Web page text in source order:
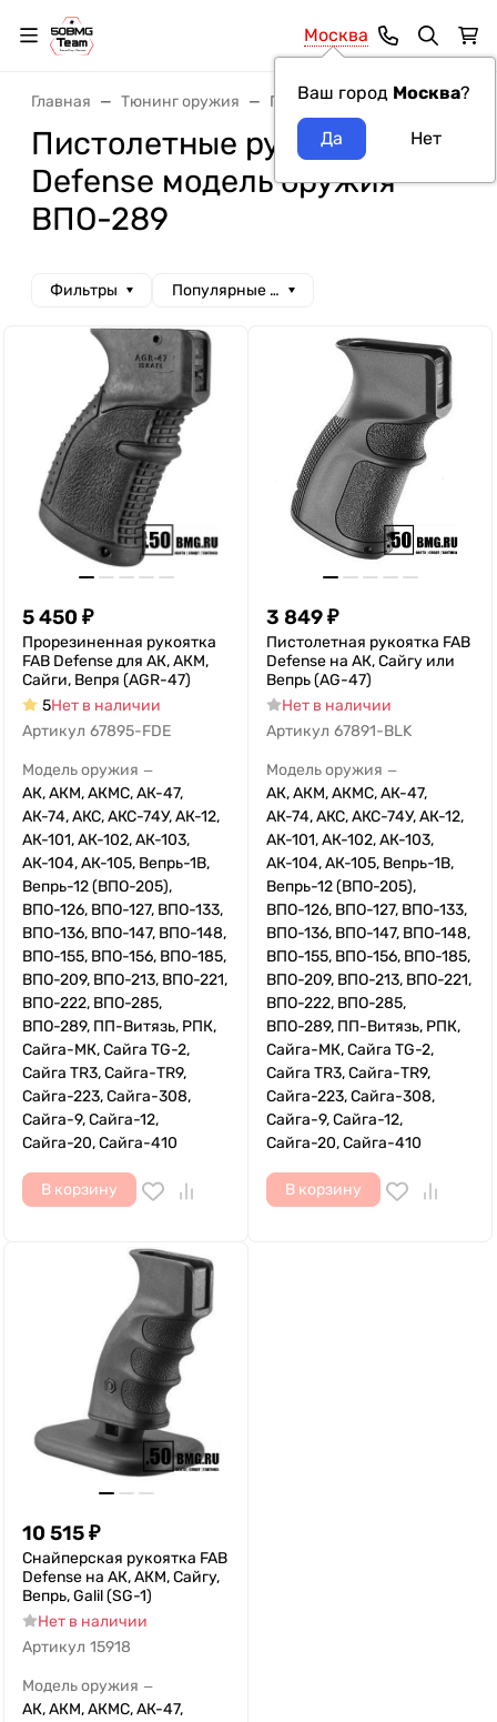
Москва
Ваш город Москва?
Главная Тюнинг оружия Пистолетные рукоятки
Пистолетные рукоятки Fab
Defense модель оружия
ВПО-289
Фильтры Популярные сначала
5 450 ₽
Прорезиненная рукоятка
FAB Defense для АК, АКМ,
Сайги, Вепря (AGR-47)
5Нет в наличии
Артикул 67895-FDE
Модель оружия —
АК, АКМ, АКМС, АК-47,
АК-74, АКС, АКС-74У, АК-12,
АК-101, АК-102, АК-103,
АК-104, АК-105, Вепрь-1В,
Вепрь-12 (ВПО-205),
ВПО-126, ВПО-127, ВПО-133,
ВПО-136, ВПО-147, ВПО-148,
ВПО-155, ВПО-156, ВПО-185,
ВПО-209, ВПО-213, ВПО-221,
ВПО-222, ВПО-285,
ВПО-289, ПП-Витязь, РПК,
Сайга-МК, Сайга TG-2,
Сайга TR3, Сайга-TR9,
Сайга-223, Сайга-308,
Сайга-9, Сайга-12,
Сайга-20, Сайга-410
В корзину
3 849₽
Пистолетная рукоятка FAB
Defense на АК, Сайгу или
Вепрь (AG-47)
Нет в наличии
Артикул 67891-BLK
Модель оружия —
АК, АКМ, АКМС, АК-47,
АК-74, АКС, АКС-74У, АК-12,
АК-101, АК-102, АК-103,
АК-104, АК-105, Вепрь-1В,
Вепрь-12 (ВПО-205),
ВПО-126, ВПО-127, ВПО-133,
ВПО-136, ВПО-147, ВПО-148,
ВПО-155, ВПО-156, ВПО-185,
ВПО-209, ВПО-213, ВПО-221,
ВПО-222, ВПО-285,
ВПО-289, ПП-Витязь, РПК,
Сайга-МК, Сайга TG-2,
Сайга TR3, Сайга-TR9,
Сайга-223, Сайга-308,
Сайга-9, Сайга-12,
Сайга-20, Сайга-410
В корзину
10 515₽
Снайперская рукоятка FAB
Defense на АК, АКМ, Сайгу,
Вепрь, Galil (SG-1)
Нет в наличии
Артикул 15918
Модель оружия —
АК, АКМ, АКМС, АК-47,